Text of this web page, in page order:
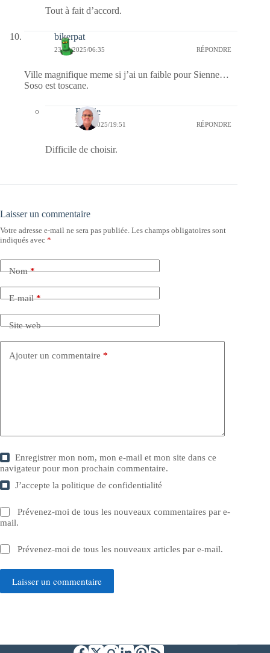
Tout à fait d’accord.
bikerpat
23/05/2025/06:35 RÉPONDRE
Ville magnifique meme si j’ai un faible pour Sienne…
Soso est toscane.
Bernie
23/05/2025/19:51 RÉPONDRE
Difficile de choisir.
Laisser un commentaire
Votre adresse e-mail ne sera pas publiée. Les champs obligatoires sont
indiqués avec *
Nom*
E-mail*
Site web
Ajouter un commentaire *
Enregistrer mon nom, mon e-mail et mon site dans ce
navigateur pour mon prochain commentaire.
J’accepte lapolitique de confidentialité
Prévenez-moi de tous les nouveaux commentaires par e-
mail.
Prévenez-moi de tous les nouveaux articles par e-mail.
Laisser un commentaire